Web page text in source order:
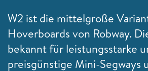
W2 ist die mittelgroße
Hoverboards von Robway.
bekannt für leistungsstarke
preisgünstige Mini-Segways